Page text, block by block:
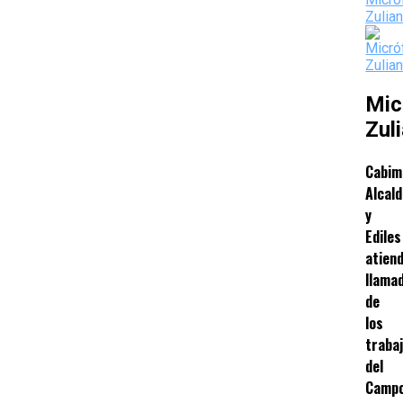
y
Ediles
de
los
del